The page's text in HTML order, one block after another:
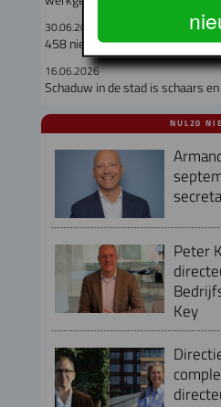
30.06.2026
458 nieuwe betaalbare
16.06.2026
Schaduw in de stad is schaars
NUL20
Peter
Key